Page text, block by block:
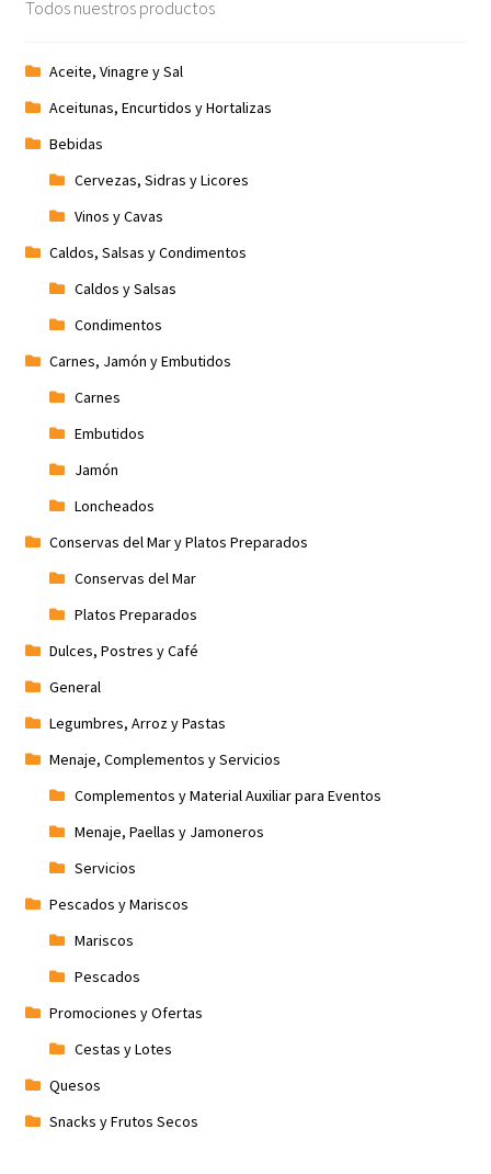
Todos nuestros productos
Aceite, Vinagre y Sal
Aceitunas, Encurtidos y Hortalizas
Bebidas
Cervezas, Sidras y Licores
Vinos y Cavas
Caldos, Salsas y Condimentos
Caldos y Salsas
Condimentos
Carnes, Jamón y Embutidos
Carnes
Embutidos
Jamón
Loncheados
Conservas del Mar y Platos Preparados
Conservas del Mar
Platos Preparados
Dulces, Postres y Café
General
Legumbres, Arroz y Pastas
Menaje, Complementos y Servicios
Complementos y Material Auxiliar para Eventos
Menaje, Paellas y Jamoneros
Servicios
Pescados y Mariscos
Mariscos
Pescados
Promociones y Ofertas
Cestas y Lotes
Quesos
Snacks y Frutos Secos